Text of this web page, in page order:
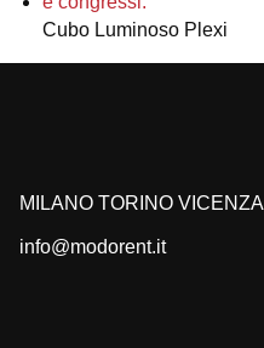
Cubo Luminoso Plexi
MILANO TORINO VICENZA
info@modorent.it